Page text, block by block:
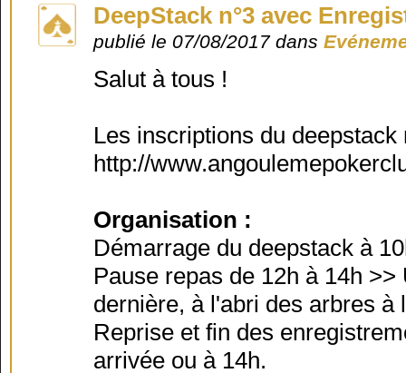
DeepStack n°3 avec
publié le 07/08/2017 dans
Salut à tous !
Les inscriptions du
http://
Organisation :
Démarrage du deepstack à
Pause repas de 12h à 14h
dernière, à l'abri des arbres à
Reprise et fin des
arrivée ou à 14h.